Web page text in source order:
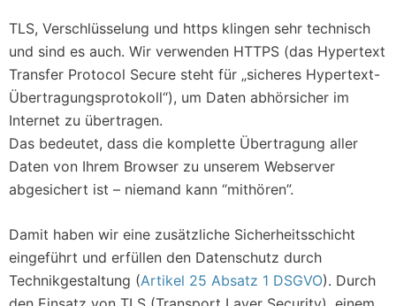
TLS, Verschlüsselung und https klingen sehr technisch
und sind es auch. Wir verwenden HTTPS (das Hypertext
Transfer Protocol Secure steht für „sicheres Hypertext-
Übertragungsprotokoll“), um Daten abhörsicher im
Internet zu übertragen.
Das bedeutet, dass die komplette Übertragung aller
Daten von Ihrem Browser zu unserem Webserver
abgesichert ist – niemand kann “mithören”.
Damit haben wir eine zusätzliche Sicherheitsschicht
eingeführt und erfüllen den Datenschutz durch
Technikgestaltung (Artikel 25 Absatz 1 DSGVO). Durch